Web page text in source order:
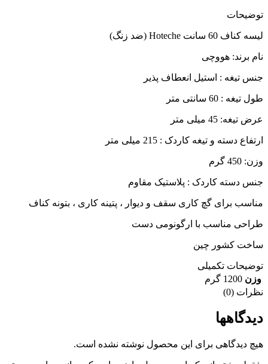
توضیحات
لیسه کناف 60 سانت Hoteche (ضد زنگ)
نام برند: هووچی
جنس تیغه : استیل انعطاف پذیر
طول تیغه : 60 سانتی متر
عرض تیغه: 45 میلی متر
ارتفاع دسته و تیغه کاردک : 215 میلی متر
وزن: 450 گرم
جنس دسته کاردک : پلاستیک مقاوم
مناسب برای گچ کاری سقف و دیوار ، پتینه کاری ، بتونه کناف
طراحی مناسب با ارگونومی دست
ساخت کشور چین
توضیحات تکمیلی
وزن 1200 گرم
نظرات (0)
دیدگاهها
هیچ دیدگاهی برای این محصول نوشته نشده است.